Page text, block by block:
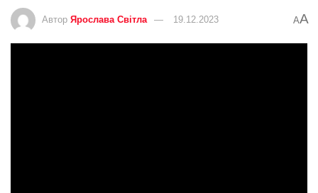
Автор Ярослава Світла 19.12.2023 AA